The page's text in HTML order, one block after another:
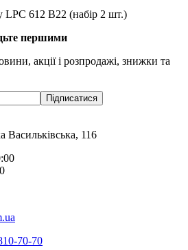
LPC 612 B22 (набір 2 шт.)
першими
акції і розпродажі, знижки та
Підписатися
Васильківська, 116
70-70